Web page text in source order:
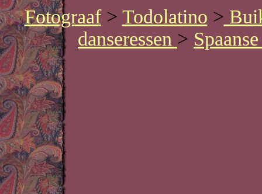
Fotograaf> Todolatino >
danseressen >